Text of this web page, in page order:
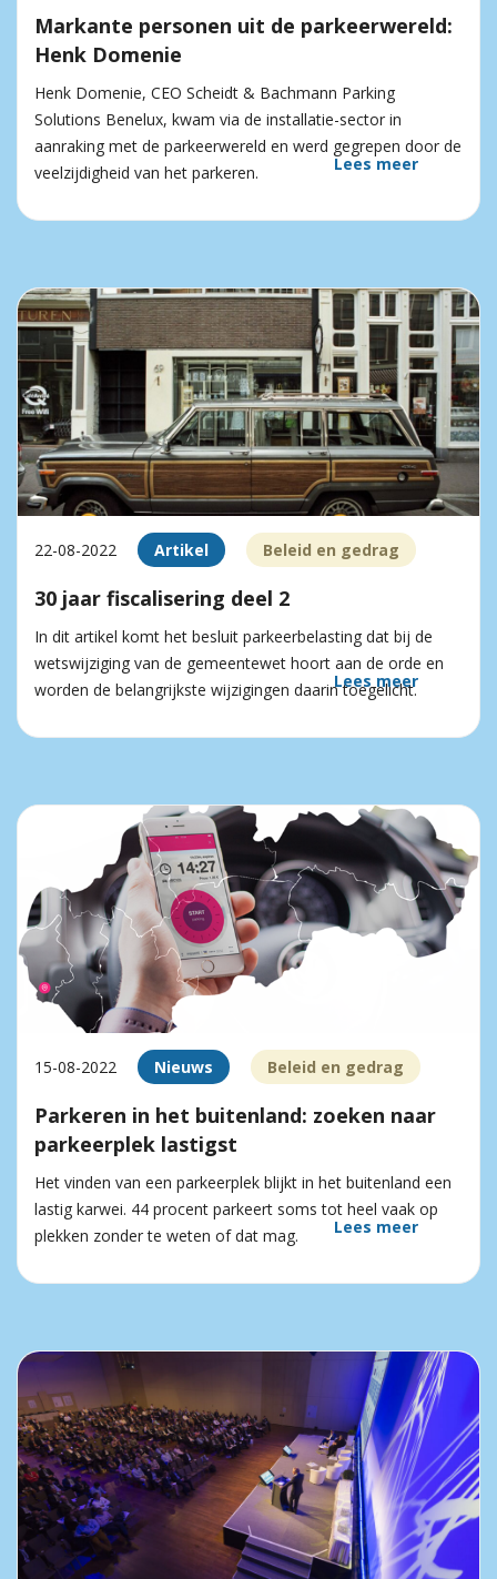
Markante personen uit de parkeerwereld:
Henk Domenie
Henk Domenie, CEO Scheidt & Bachmann Parking
Solutions Benelux, kwam via de installatie-sector in
aanraking met de parkeerwereld en werd gegrepen door de
veelzijdigheid van het parkeren.
Lees meer
22-08-2022 Artikel Beleid en gedrag
30 jaar fiscalisering deel 2
In dit artikel komt het besluit parkeerbelasting dat bij de
wetswijziging van de gemeentewet hoort aan de orde en
worden de belangrijkste wijzigingen daarin toegelicht.
Lees meer
15-08-2022 Nieuws Beleid en gedrag
Parkeren in het buitenland: zoeken naar
parkeerplek lastigst
Het vinden van een parkeerplek blijkt in het buitenland een
lastig karwei. 44 procent parkeert soms tot heel vaak op
plekken zonder te weten of dat mag.
Lees meer